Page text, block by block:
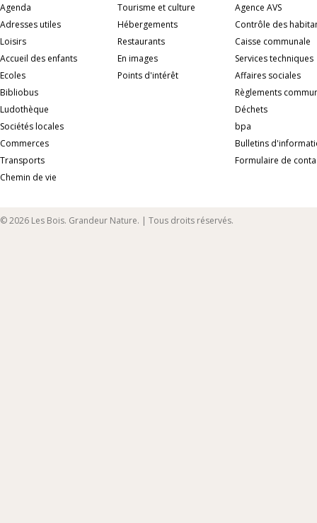
Agenda
Adresses utiles
Loisirs
Accueil des enfants
Ecoles
Bibliobus
Ludothèque
Sociétés locales
Commerces
Transports
Chemin de vie
Tourisme et culture
Hébergements
Restaurants
En images
Points d'intérêt
Agence AVS
Contrôle des
Caisse communale
Services techniques
Affaires sociales
Règlements
Déchets
bpa
Bulletins
Formulaire de
© 2026 Les Bois. Grandeur Nature. | Tous droits réservés.